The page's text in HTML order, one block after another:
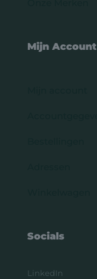
Mijn Account
Socials
LinkedIn